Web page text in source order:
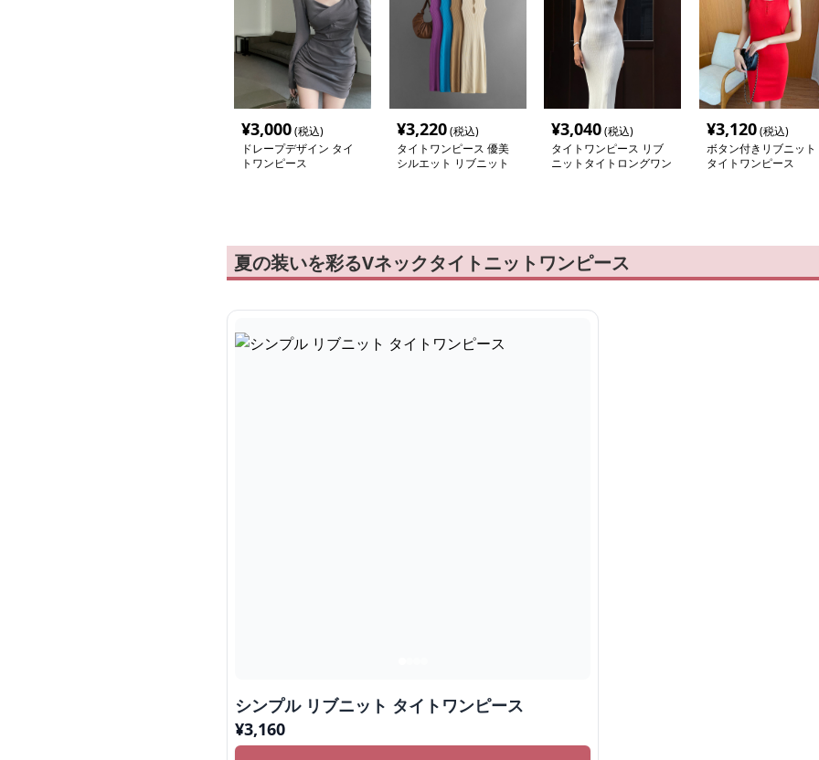
¥3,000(税込)
ドレープデザイン タイ
トワンピース
¥3,220(税込)
タイトワンピース 優美
シルエット リブニット
¥3,040(税込)
タイトワンピース リブ
ニットタイトロングワン
¥3,120(税込)
ボタン付きリブニット
タイトワンピース
夏の装いを彩るVネックタイトニットワンピース
シンプル リブニット タイトワンピース
¥3,160